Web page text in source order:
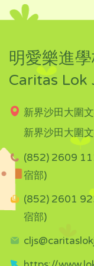
明愛樂進
Caritas Lok
新界沙田大圍
新界沙田大圍
(852) 2609
宿部)
(852) 2601
宿部)